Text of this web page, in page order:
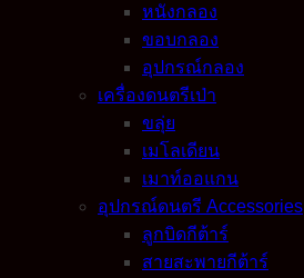
หนังกลอง
ขอบกลอง
อุปกรณ์กลอง
เครื่องดนตรีเป่า
ขลุ่ย
เมโลเดียน
เมาท์ออแกน
อุปกรณ์ดนตรี Accessories
ลูกบิดกีต้าร์
สายสะพายกีต้าร์